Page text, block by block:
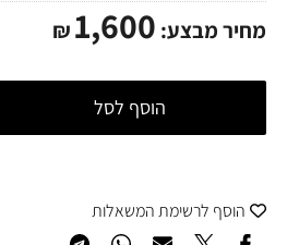
מחיר מבצע: ₪1,600
הוסף לסל
הוסף לרשימת המשאלות